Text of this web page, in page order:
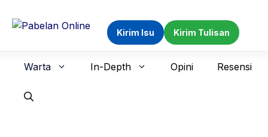
Kirim Isu Kirim Tulisan
Warta In-Depth Opini Resensi